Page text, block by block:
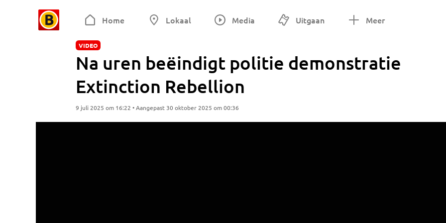
Home Lokaal Media Uitgaan Meer
VIDEO
Na uren beëindigt politie demonstratie
Extinction Rebellion
9 juli 2025 om 16:22 • Aangepast 30 oktober 2025 om 00:36